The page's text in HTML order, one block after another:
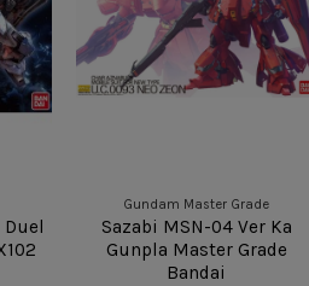
Duel
Gundam Master Grade
Sazabi MSN-04 Ver Ka
Gunpla Master Grade
Bandai